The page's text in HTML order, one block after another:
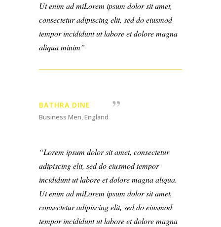
Ut enim ad miLorem ipsum dolor sit amet,
consectetur adipiscing elit, sed do eiusmod
tempor incididunt ut labore et dolore magna
aliqua minim
BATHRA DINE
Business Men, England
Lorem ipsum dolor sit amet, consectetur
adipiscing elit, sed do eiusmod tempor
incididunt ut labore et dolore magna aliqua.
Ut enim ad miLorem ipsum dolor sit amet,
consectetur adipiscing elit, sed do eiusmod
tempor incididunt ut labore et dolore magna